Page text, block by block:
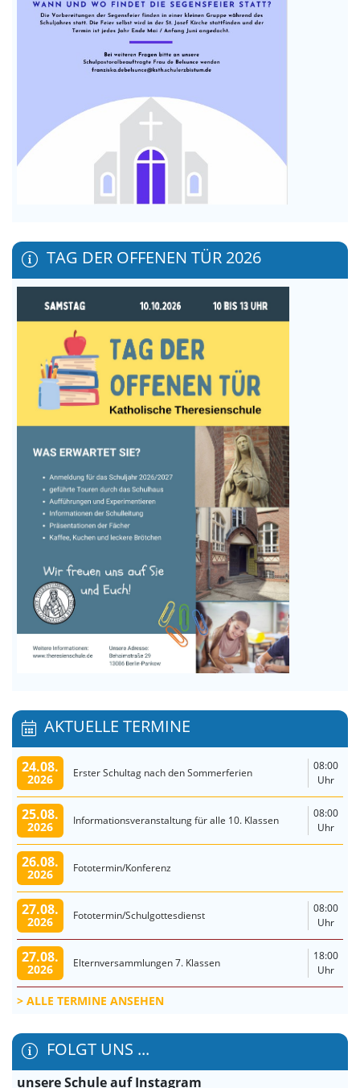
TAG DER OFFENEN TÜR 2026
AKTUELLE TERMINE
24.08.
2026 Erster Schultag nach den Sommerferien
08:00
Uhr
25.08.
2026 Informationsveranstaltung für alle 10. Klassen
08:00
Uhr
26.08.
2026 Fototermin/Konferenz
27.08.
2026 Fototermin/Schulgottesdienst
08:00
Uhr
27.08.
2026 Elternversammlungen 7. Klassen
18:00
Uhr
ALLE TERMINE ANSEHEN
FOLGT UNS ...
unsere Schule auf Instagram